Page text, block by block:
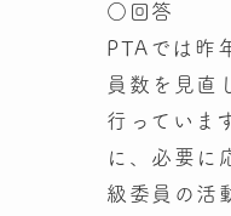
○回答
PTAでは昨
員数を見直
行っていま
に、必要に
級委員の活